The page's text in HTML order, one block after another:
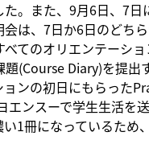
。また、9月6日、7日
は、7日か6日のどち
てのオリエンテーシ
(Course Diary)を提出
ンの初日にもらった
ンスーで学生生活を
1冊になっているため